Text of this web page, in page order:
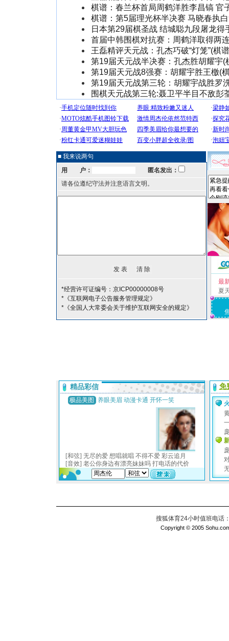
棋谱：春兰杯首局周鹤洋胜李昌镐 官
棋谱：第5届理光杯半决赛 马晓春执
日本第29届棋圣战 结城聪九段屠龙得
首届中韩围棋对抗赛：周鹤洋取得两
王磊精评天元战：孔杰巧破“灯笼”(棋
第19届天元战半决赛：孔杰胜胡耀宇(
第19届天元战8强赛：胡耀宇胜王檄(
第19届天元战第三轮：胡耀宇战胜罗
围棋天元战第三轮:聂卫平半目不敌彭
■ 我来说两句
用 户：
匿名发出：
请各位遵纪守法并注意语言文明。
*经营许可证编号：京ICP00000008号
*《互联网电子公告服务管理规定》
*《全国人大常委会关于维护互联网安全的规定》
最
夏
搜狐体育24小时值班电话
Copyright © 2005